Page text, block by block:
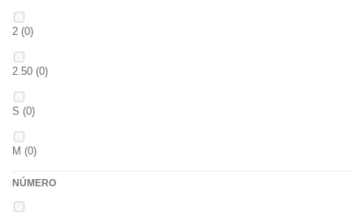
(0)
(0)
BLACK & RED
PANTHER
36(0)
2 (0)
2.50 (0)
S (0)
M (0)
NÚMERO